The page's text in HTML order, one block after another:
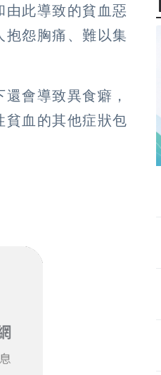
此導致的貧血惡
怨胸痛、難以集
會導致異食癖，
貧血的其他症狀包